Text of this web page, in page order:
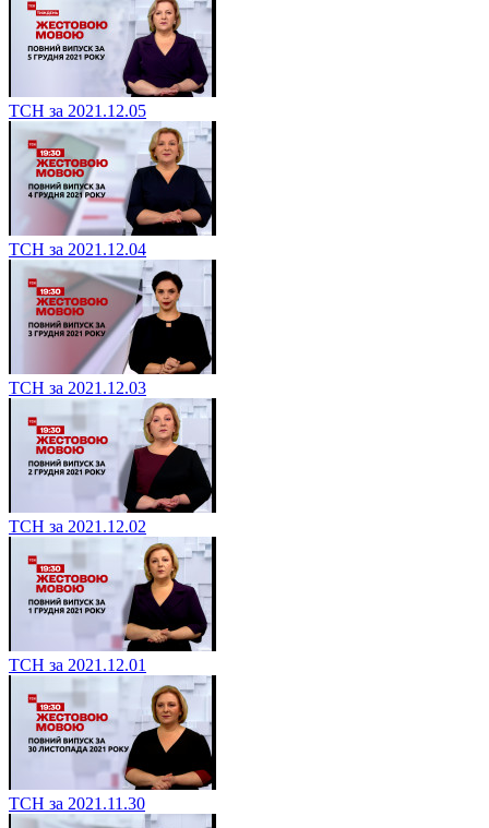
ТСН за 2021.12.05
ТСН за 2021.12.04
ТСН за 2021.12.03
ТСН за 2021.12.02
ТСН за 2021.12.01
ТСН за 2021.11.30